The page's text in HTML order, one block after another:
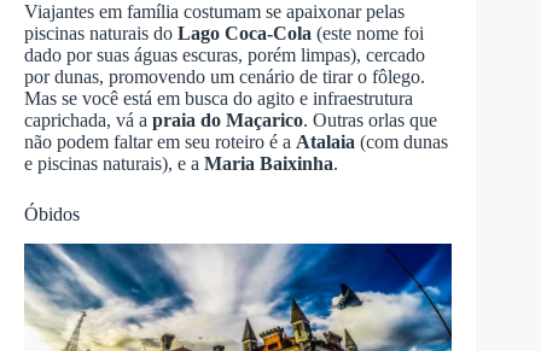
Viajantes em família costumam se apaixonar pelas
piscinas naturais do Lago Coca-Cola (este nome foi
dado por suas águas escuras, porém limpas), cercado
por dunas, promovendo um cenário de tirar o fôlego.
Mas se você está em busca do agito e infraestrutura
caprichada, vá a praia do Maçarico. Outras orlas que
não podem faltar em seu roteiro é a Atalaia (com dunas
e piscinas naturais), e a Maria Baixinha.
Óbidos